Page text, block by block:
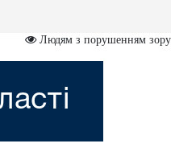
Людям з порушенням зору